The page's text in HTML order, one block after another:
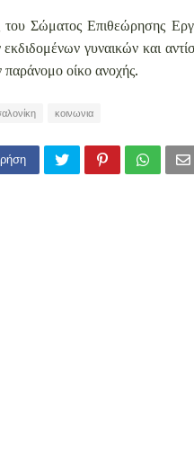
Σώματος Επιθεώρησης
γυναικών και
παράνομο οίκο ανοχής.
κοινωνια